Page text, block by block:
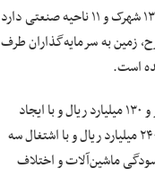
مدیرعامل شرکت شهرک‌های صنعتی گلستان نیز در این نشست گفت: استان گلستان ۱۳ شهرک و ۱۱ ناحیه صنعتی دارد
آن‌ها ۲ هزار و ۱۵۰ هکتاراست و تاکنون برای یک هزار و ۲۵۸ طرح، زمین به سرمایه‌گذاران طرف
رضا شهمرادی افزود: از طرح‌های بهره‌برداری شده، ۶۱۲ واحد با سرمایه‌گذاری ۱۴ هزار و ۱۳۰ میلیارد ریال و با ایجاد
فرصت شغلی برای ۹ هزار و ۳۱۴ نفر، فعال بوده و ۲۱۰ واحد با سرمایه‌گذاری ۲ هزار و ۲۴۰ میلیارد ریال و با اشتغال سه
فرسودگی ماشین‌آلات‌ و اختلاف